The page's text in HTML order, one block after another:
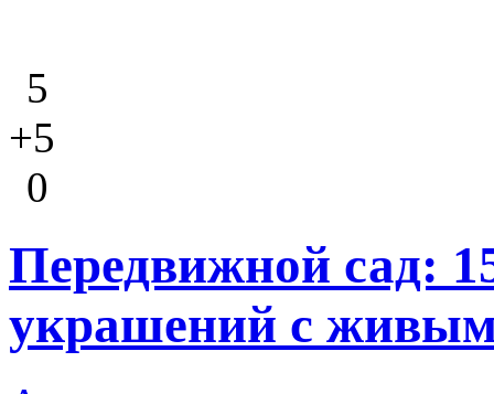
5
+5
0
Передвижной сад:
украшений с